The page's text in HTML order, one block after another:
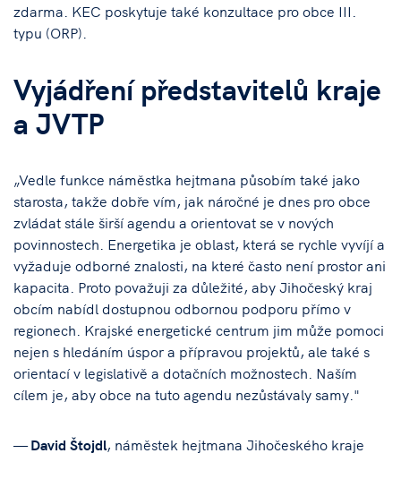
zdarma. KEC poskytuje také konzultace pro obce III.
typu (ORP).
Vyjádření představitelů kraje
a JVTP
„Vedle funkce náměstka hejtmana působím také jako
starosta, takže dobře vím, jak náročné je dnes pro obce
zvládat stále širší agendu a orientovat se v nových
povinnostech. Energetika je oblast, která se rychle vyvíjí a
vyžaduje odborné znalosti, na které často není prostor ani
kapacita. Proto považuji za důležité, aby Jihočeský kraj
obcím nabídl dostupnou odbornou podporu přímo v
regionech. Krajské energetické centrum jim může pomoci
nejen s hledáním úspor a přípravou projektů, ale také s
orientací v legislativě a dotačních možnostech. Naším
cílem je, aby obce na tuto agendu nezůstávaly samy."
—David Štojdl, náměstek hejtmana Jihočeského kraje